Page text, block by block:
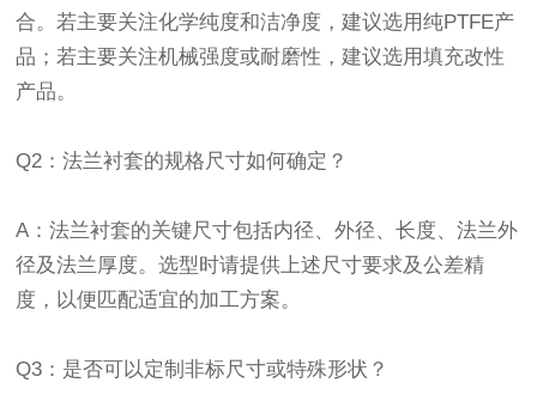
合。若主要关注化学纯度和洁净度，建议选用纯PTFE产
品；若主要关注机械强度或耐磨性，建议选用填充改性
产品。
Q2：法兰衬套的规格尺寸如何确定？
A：法兰衬套的关键尺寸包括内径、外径、长度、法兰外
径及法兰厚度。选型时请提供上述尺寸要求及公差精
度，以便匹配适宜的加工方案。
Q3：是否可以定制非标尺寸或特殊形状？